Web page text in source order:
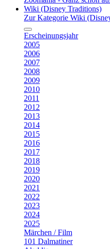
Wiki (Disney Traditions)
Zur Kategorie Wiki
Erscheinungsjahr
2005
2006
2007
2008
2009
2010
2011
2012
2013
2014
2015
2016
2017
2018
2019
2020
2021
2022
2023
2024
2025
Märchen / Film
101 Dalmatiner